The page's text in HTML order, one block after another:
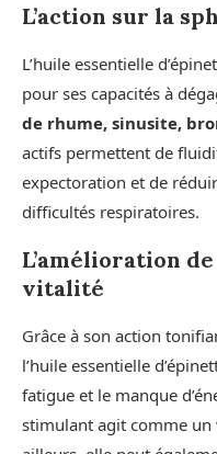
L’action sur la
L’huile essentielle
pour ses capacités à
de rhume, sinusite,
actifs permettent de
expectoration et de
difficultés respiratoires.
L’amélioration
vitalité
Grâce à son action
l’huile essentielle
fatigue et le manque
stimulant agit comme un